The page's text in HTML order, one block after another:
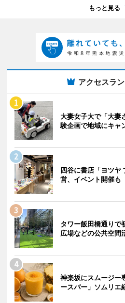
もっと見る
アクセスラ
大妻女子大で「大
験企画で地域にキャ
四谷に書店「ヨツ
営、イベント開催も
タワー飯田橋通り
広場などの公共空間
神楽坂にスムージー
ースバー」ソムリエ